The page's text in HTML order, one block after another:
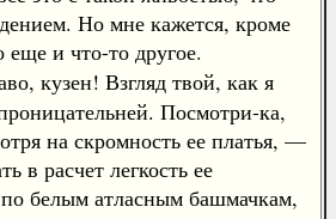
Но мне кажется, кроме
и что-то другое.
кузен! Взгляд твой, как я
Посмотри-ка,
на скромность ее платья, —
в расчет легкость ее
белым атласным башмачкам,